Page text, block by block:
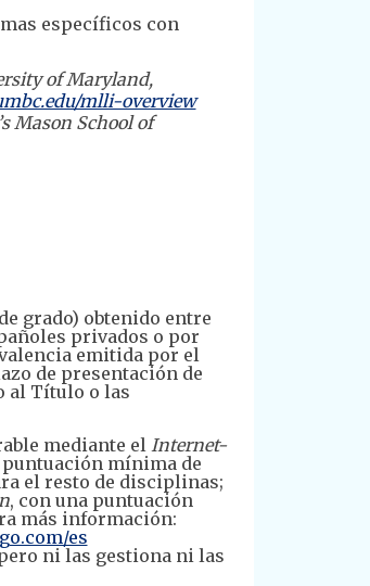
específicos con
of Maryland,
mlli-overview
Mason School of
grado) obtenido entre
privados o por
emitida por el
de presentación de
al Título o las
mediante el Internet-
mínima de
el resto de disciplinas;
, con una puntuación
más información:
es
ni las gestiona ni las